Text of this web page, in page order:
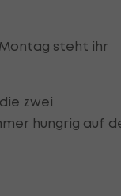
steht ihr
zwei
hungrig auf